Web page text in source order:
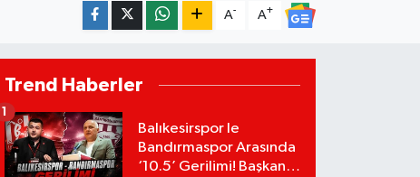
A- A+
Trend Haberler
Balıkesirspor le
Bandırmaspor Arasında
‘10.5’ Gerilimi! Başkan
1